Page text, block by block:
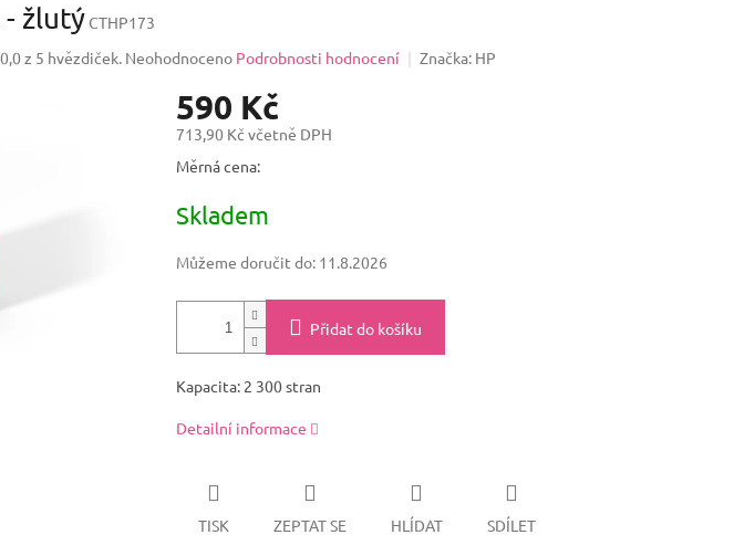
- žlutý CTHP173
z 5 hvězdiček. Neohodnoceno Podrobnosti hodnocení Značka: HP
590 Kč
713,90 Kč včetně DPH
Měrná cena:
Skladem
Můžeme doručit do: 11.8.2026
Přidat do košíku
Kapacita: 2 300 stran
Detailní informace
TISK ZEPTAT SE HLÍDAT SDÍLET